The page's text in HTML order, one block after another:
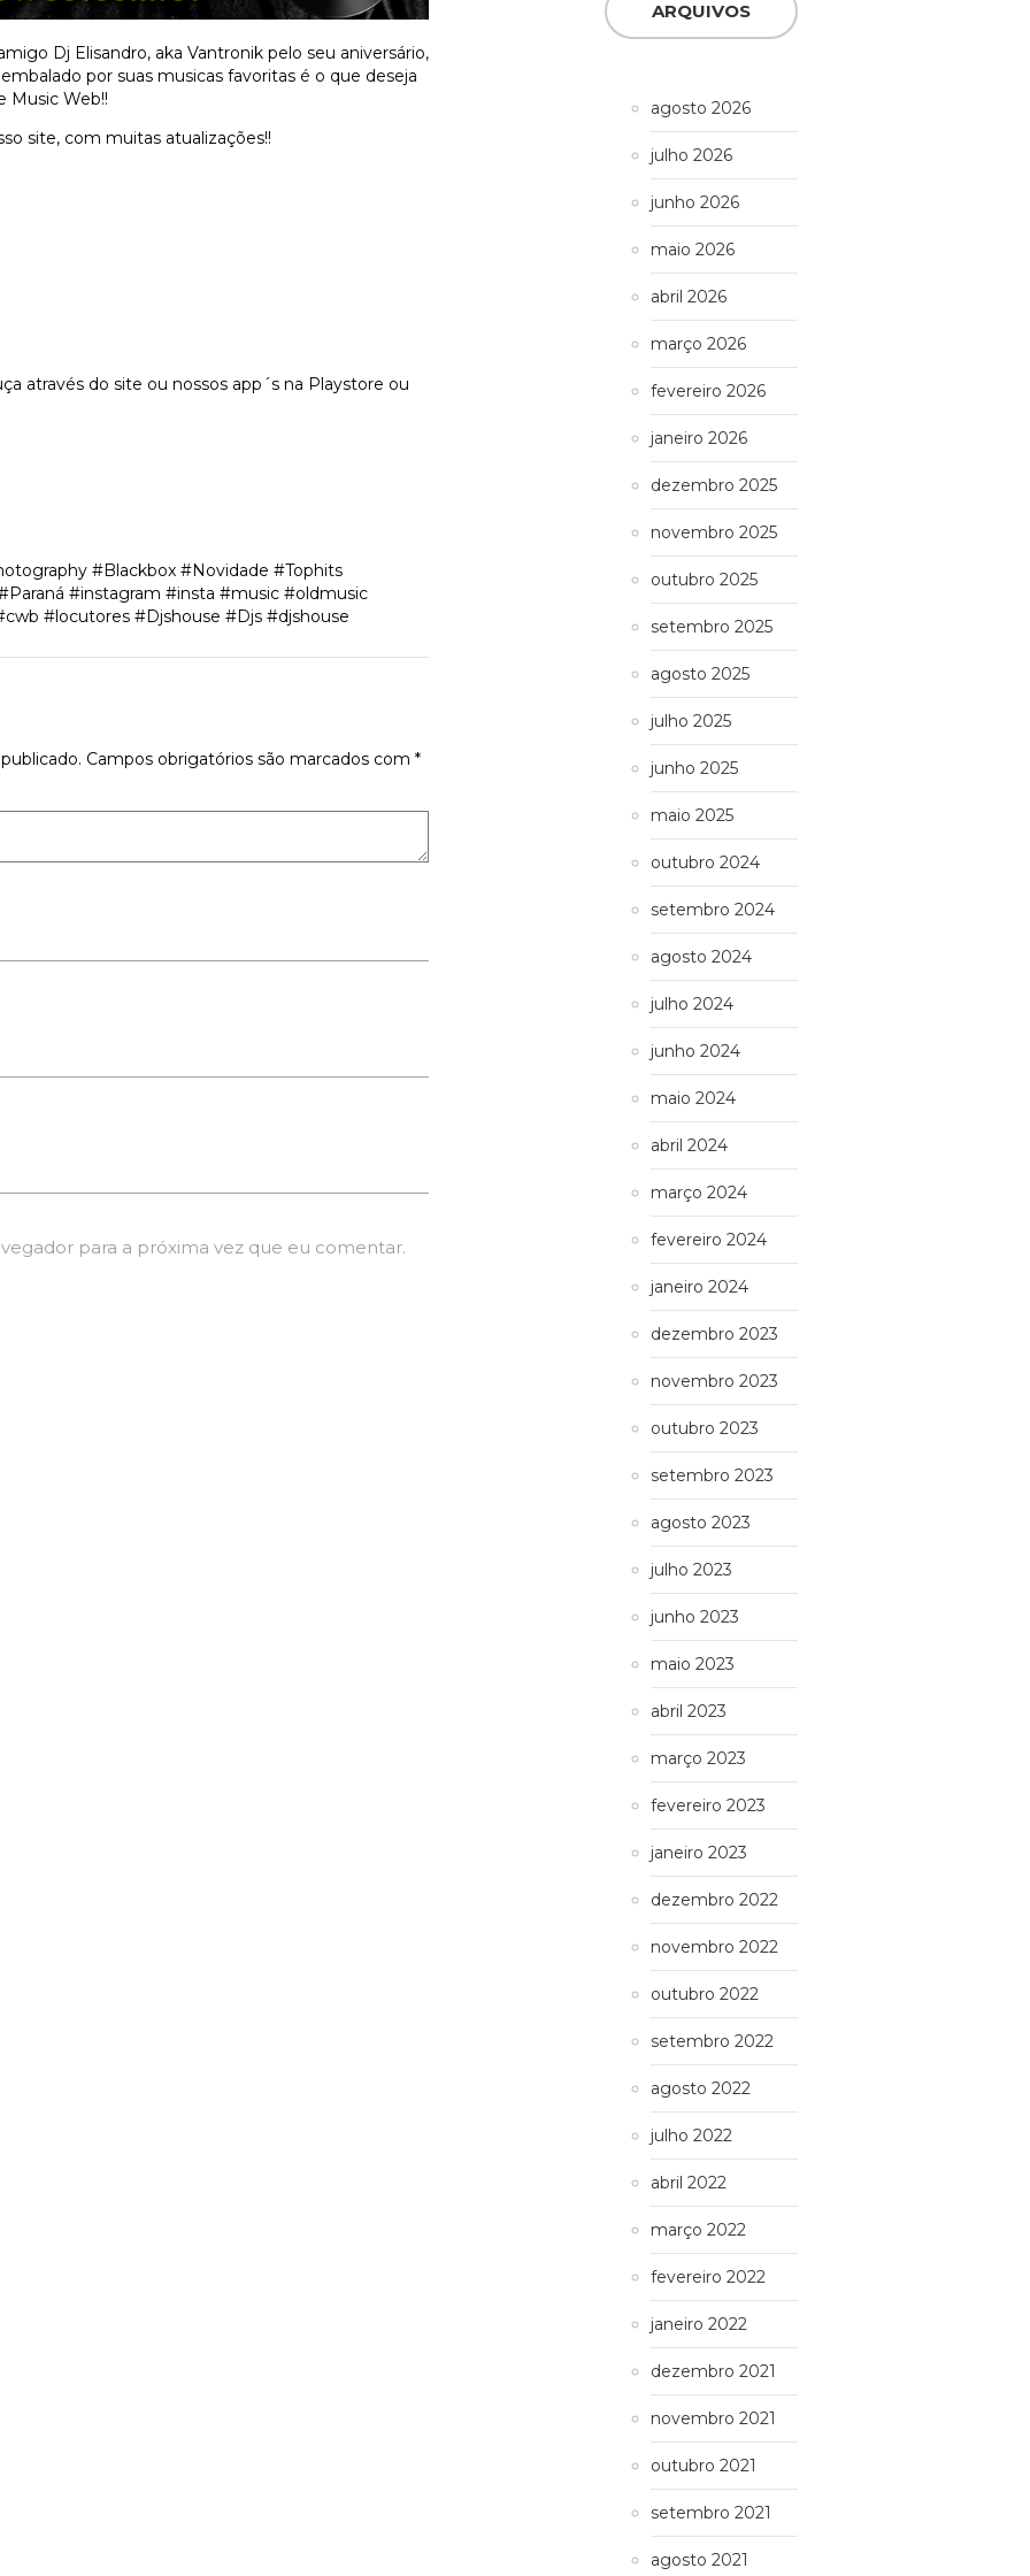
Dj Elisandro, aka Vantronik pelo seu aniversário,
por suas musicas favoritas é o que deseja
Music Web!!
site, com muitas atualizações!!
através do site ou nossos app´s na Playstore ou
#Blackbox #Novidade #Tophits
#instagram #insta #music #oldmusic
#locutores #Djshouse #Djs #djshouse
Campos obrigatórios são marcados com *
para a próxima vez que eu comentar.
ARQUIVOS
agosto 2026
julho 2026
junho 2026
maio 2026
abril 2026
março 2026
fevereiro 2026
janeiro 2026
dezembro 2025
novembro 2025
outubro 2025
setembro 2025
agosto 2025
julho 2025
junho 2025
maio 2025
outubro 2024
setembro 2024
agosto 2024
julho 2024
junho 2024
maio 2024
abril 2024
março 2024
fevereiro 2024
janeiro 2024
dezembro 2023
novembro 2023
outubro 2023
setembro 2023
agosto 2023
julho 2023
junho 2023
maio 2023
abril 2023
março 2023
fevereiro 2023
janeiro 2023
dezembro 2022
novembro 2022
outubro 2022
setembro 2022
agosto 2022
julho 2022
abril 2022
março 2022
fevereiro 2022
janeiro 2022
dezembro 2021
novembro 2021
outubro 2021
setembro 2021
agosto 2021